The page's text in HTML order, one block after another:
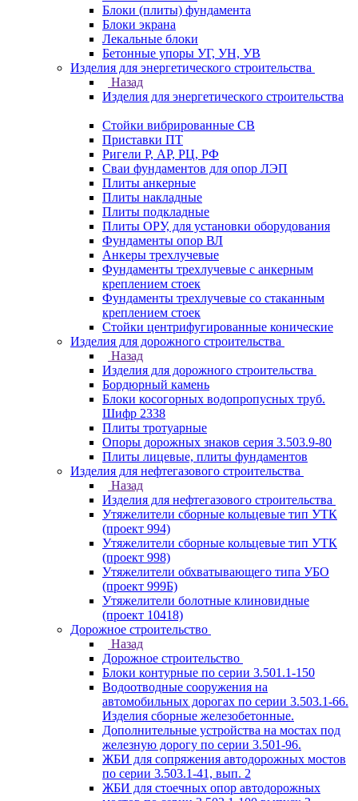
Блоки (плиты) фундамента
Блоки экрана
Лекальные блоки
Бетонные упоры УГ, УН, УВ
Изделия для энергетического строительства
Назад
Изделия для энергетического строительства
Стойки вибрированные СВ
Приставки ПТ
Ригели Р, АР, РЦ, РФ
Сваи фундаментов для опор ЛЭП
Плиты анкерные
Плиты накладные
Плиты подкладные
Плиты ОРУ, для установки оборудования
Фундаменты опор ВЛ
Анкеры трехлучевые
Фундаменты трехлучевые с анкерным
креплением стоек
Фундаменты трехлучевые со стаканным
креплением стоек
Стойки центрифугированные конические
Изделия для дорожного строительства
Назад
Изделия для дорожного строительства
Бордюрный камень
Блоки косогорных водопропусных труб.
Шифр 2338
Плиты тротуарные
Опоры дорожных знаков серия 3.503.9-80
Плиты лицевые, плиты фундаментов
Изделия для нефтегазового строительства
Назад
Изделия для нефтегазового строительства
Утяжелители сборные кольцевые тип УТК
(проект 994)
Утяжелители сборные кольцевые тип УТК
(проект 998)
Утяжелители обхватывающего типа УБО
(проект 999Б)
Утяжелители болотные клиновидные
(проект 10418)
Дорожное строительство
Назад
Дорожное строительство
Блоки контурные по серии 3.501.1-150
Водоотводные сооружения на
автомобильных дорогах по серии 3.503.1-66.
Изделия сборные железобетонные.
Дополнительные устройства на мостах под
железную дорогу по серии 3.501-96.
ЖБИ для сопряжения автодорожных мостов
по серии 3.503.1-41, вып. 2
ЖБИ для стоечных опор автодорожных